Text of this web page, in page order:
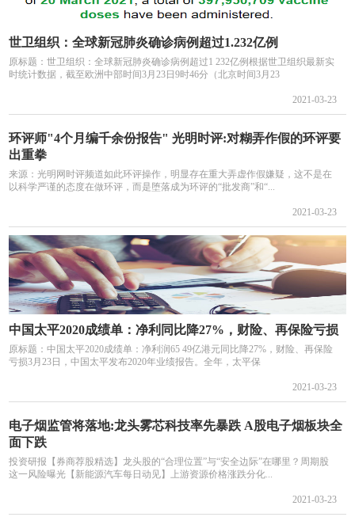
世卫组织：全球新冠肺炎确诊病例超过1.232亿例
原标题：世卫组织：全球新冠肺炎确诊病例超过1 232亿例根据世卫组织最新实
时统计数据，截至欧洲中部时间3月23日9时46分（北京时间3月23
2021-03-23
环评师"4个月编千余份报告" 光明时评:对糊弄作假的环评要
出重拳
来源：光明网时评频道如此环评操作，明显存在重大弄虚作假嫌疑，这不是在
以科学严谨的态度在做环评，而是堕落成为环评的“批发商”和“...
2021-03-23
中国太平2020成绩单：净利同比降27%，财险、再保险亏损
原标题：中国太平2020成绩单：净利润65 49亿港元同比降27%，财险、再保险
亏损3月23日，中国太平发布2020年业绩报告。全年，太平保
2021-03-23
电子烟监管将落地:龙头雾芯科技率先暴跌 A股电子烟板块全
面下跌
投资研报【券商荐股精选】龙头股的“合理位置”与“安全边际”在哪里？周期股
这一风险曝光【新能源汽车每日动见】上游资源价格涨跌分化...
2021-03-23